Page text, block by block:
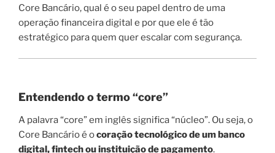
Core Bancário, qual é o seu papel dentro de uma
operação financeira digital e por que ele é tão
estratégico para quem quer escalar com segurança.
Entendendo o termo “core”
A palavra “core” em inglês significa “núcleo”. Ou seja, o
Core Bancário é ocoração tecnológico de um banco
digital, fintech ou instituição de pagamento.